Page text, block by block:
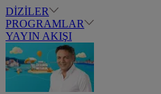
DİZİLER
PROGRAMLAR
YAYIN AKIŞI